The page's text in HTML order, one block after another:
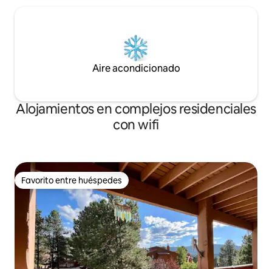
Aire acondicionado
Alojamientos en complejos residenciales
con wifi
Favorito entre huéspedes
Favorito entre huéspedes